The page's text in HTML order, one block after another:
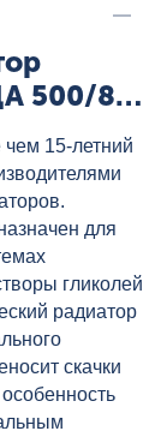
500/80
15-летний
для
гликолей
радиатор
скачки